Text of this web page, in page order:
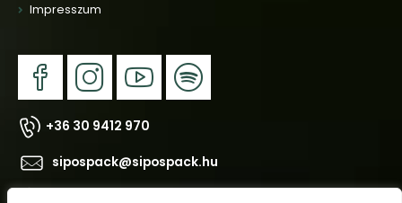
Impresszum
+36 30 9412 970
sipospack@sipospack.hu